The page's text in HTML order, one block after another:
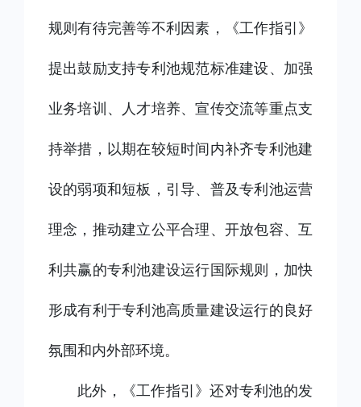
规则有待完善等不利因素，《工作指引》
提出鼓励支持专利池规范标准建设、加强
业务培训、人才培养、宣传交流等重点支
持举措，以期在较短时间内补齐专利池建
设的弱项和短板，引导、普及专利池运营
理念，推动建立公平合理、开放包容、互
利共赢的专利池建设运行国际规则，加快
形成有利于专利池高质量建设运行的良好
氛围和内外部环境。
此外，《工作指引》还对专利池的发